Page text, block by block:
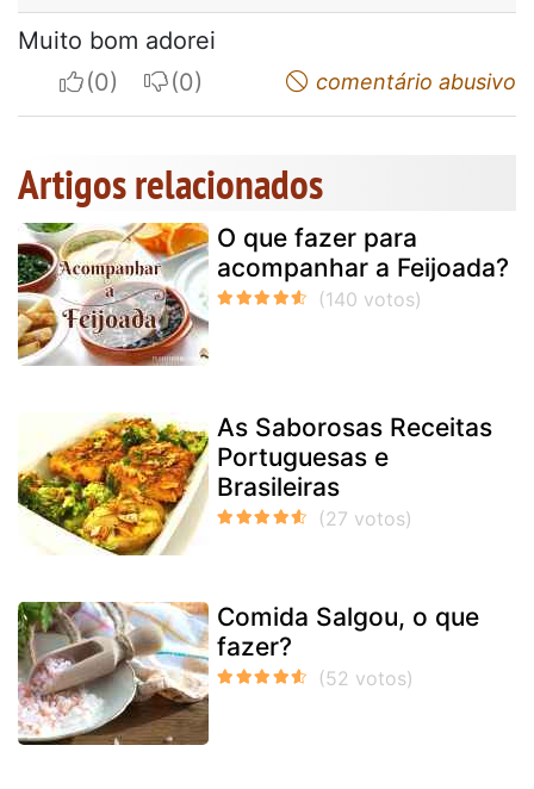
Muito bom adorei
I apreciateI do not appreciatecomentário abusivo
Artigos relacionados
O que fazer para
acompanhar a Feijoada?
As Saborosas Receitas
Portuguesas e
Brasileiras
Comida Salgou, o que
fazer?